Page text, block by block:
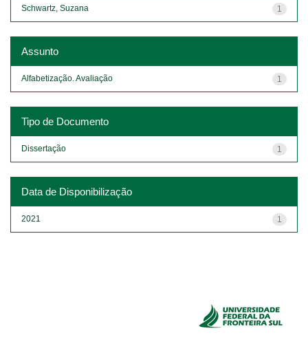
1
Schwartz, Suzana
Assunto
1
Alfabetização. Avaliação
Tipo de Documento
1
Dissertação
Data de Disponibilização
1
2021